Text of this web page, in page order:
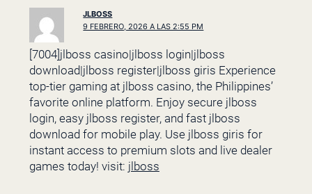
JLBOSS
9 FEBRERO, 2026 A LAS 2:55 PM
[7004]jlboss casino|jlboss login|jlboss
download|jlboss register|jlboss giris Experience
top-tier gaming at jlboss casino, the Philippines’
favorite online platform. Enjoy secure jlboss
login, easy jlboss register, and fast jlboss
download for mobile play. Use jlboss giris for
instant access to premium slots and live dealer
games today! visit: jlboss